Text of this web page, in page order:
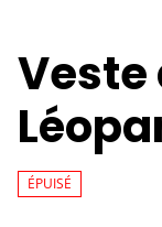
Veste
ÉPUISÉ